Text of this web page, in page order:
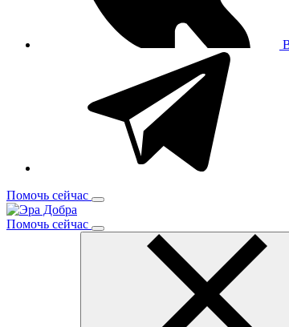
Помочь сейчас
Помочь сейчас